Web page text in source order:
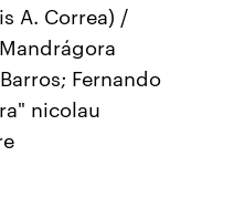
A. Correa) /
Fernando
nicolau